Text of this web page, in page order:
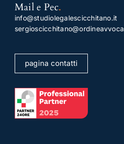
Mail e Pec.
info@studiolegalescicchitano.it
pagina contatti